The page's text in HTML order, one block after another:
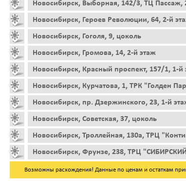
Новосибирск, Выборная, 142/3, ТЦ Пассаж,
Новосибирск, Героев Революции, 64, 2-й
Новосибирск, Гоголя, 9, цоколь
Новосибирск, Громова, 14, 2-й этаж
Новосибирск, Красный проспект, 157/1, 1-й
Новосибирск, Курчатова, 1, ТРК "Голден
Новосибирск, пр. Дзержинского, 23, 1-й
Новосибирск, Советская, 37, цоколь
Новосибирск, Троллейная, 130а, ТРЦ
Новосибирск, Фрунзе, 238, ТРЦ
Возможны расхождения! Данные по ценам и остаткам